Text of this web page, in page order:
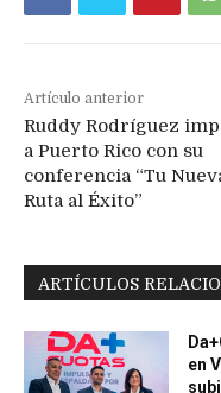
Artículo anterior
Ruddy Rodríguez
a Puerto Rico con su
conferencia “Tu
Ruta al Éxito”
ARTÍCULOS
en